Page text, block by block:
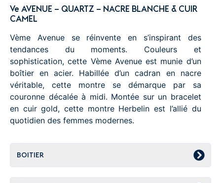
Ve AVENUE – QUARTZ – NACRE BLANCHE & CUIR
CAMEL
Vème Avenue se réinvente en s’inspirant des
tendances du moments. Couleurs et
sophistication, cette Vème Avenue est munie d’un
boîtier en acier. Habillée d’un cadran en nacre
véritable, cette montre se démarque par sa
couronne décalée à midi. Montée sur un bracelet
en cuir gold, cette montre Herbelin est l’allié du
quotidien des femmes modernes.
BOITIER